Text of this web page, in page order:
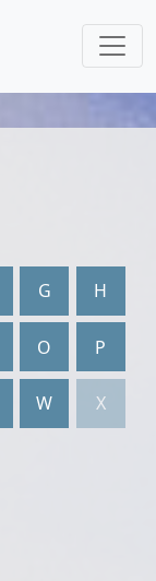
G H
O P
W X